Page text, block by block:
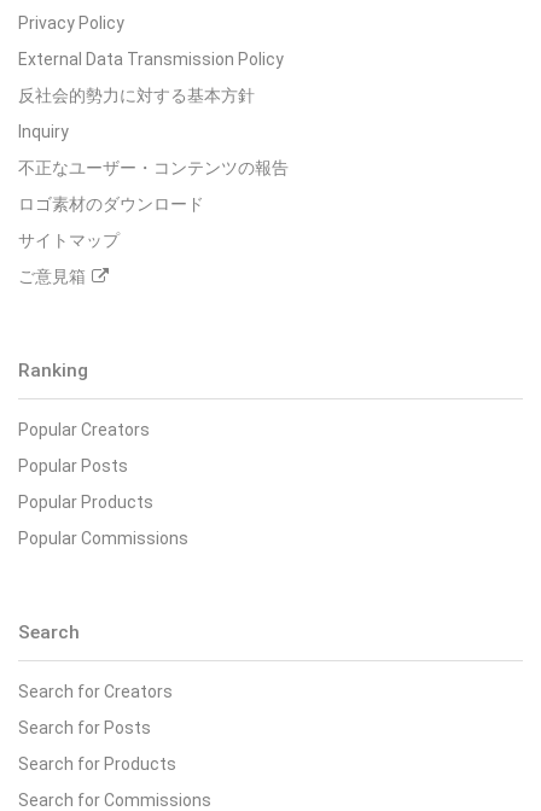
Privacy Policy
External Data Transmission Policy
反社会的勢力に対する基本方針
Inquiry
不正なユーザー・コンテンツの報告
ロゴ素材のダウンロード
サイトマップ
ご意見箱
Ranking
Popular Creators
Popular Posts
Popular Products
Popular Commissions
Search
Search for Creators
Search for Posts
Search for Products
Search for Commissions